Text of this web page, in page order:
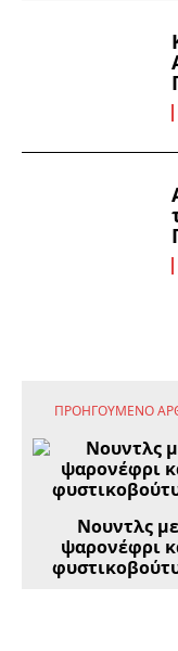
ΠΡΟΗΓΟΎΜΕΝΟ
Νουντλς με
ψαρονέφρι